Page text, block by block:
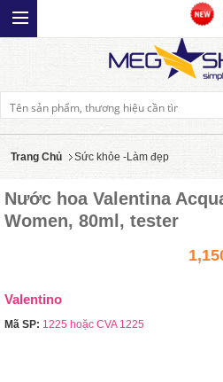
Trang Chủ Sức khỏe -Làm đẹp
Nước hoa Valentina
Women, 80ml, tester
Valentino
Mã SP: 1225 hoặc CVA 1225